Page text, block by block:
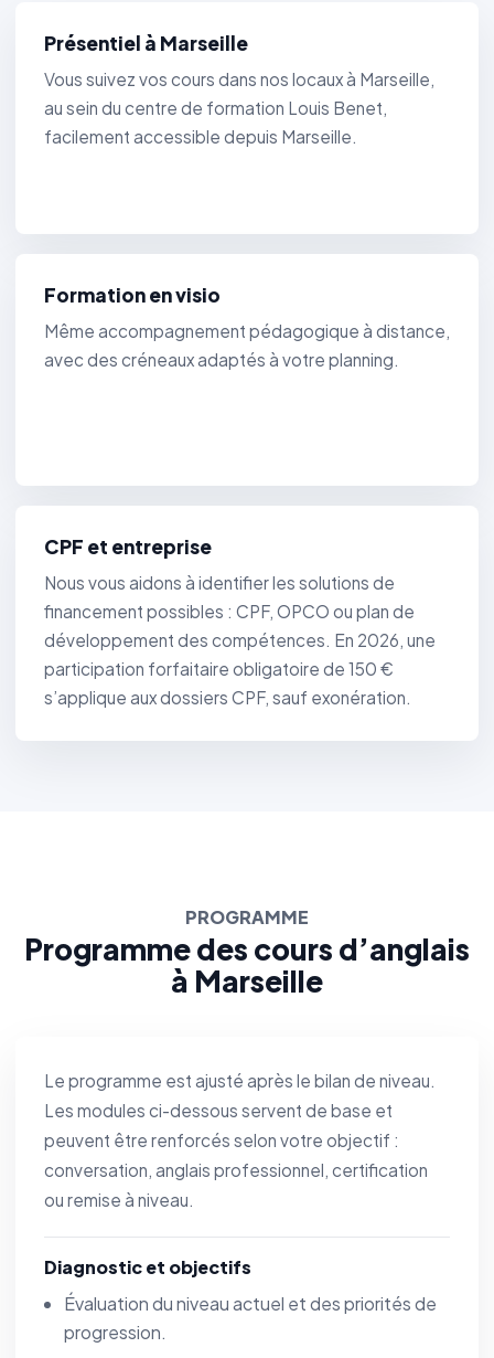
Présentiel à Marseille
Vous suivez vos cours dans nos locaux à Marseille,
au sein du centre de formation Louis Benet,
facilement accessible depuis Marseille.
Formation en visio
Même accompagnement pédagogique à distance,
avec des créneaux adaptés à votre planning.
CPF et entreprise
Nous vous aidons à identifier les solutions de
financement possibles : CPF, OPCO ou plan de
développement des compétences. En 2026, une
participation forfaitaire obligatoire de 150 €
s’applique aux dossiers CPF, sauf exonération.
PROGRAMME
Programme des cours d’anglais
à Marseille
Le programme est ajusté après le bilan de niveau.
Les modules ci-dessous servent de base et
peuvent être renforcés selon votre objectif :
conversation, anglais professionnel, certification
ou remise à niveau.
Diagnostic et objectifs
Évaluation du niveau actuel et des priorités de
progression.